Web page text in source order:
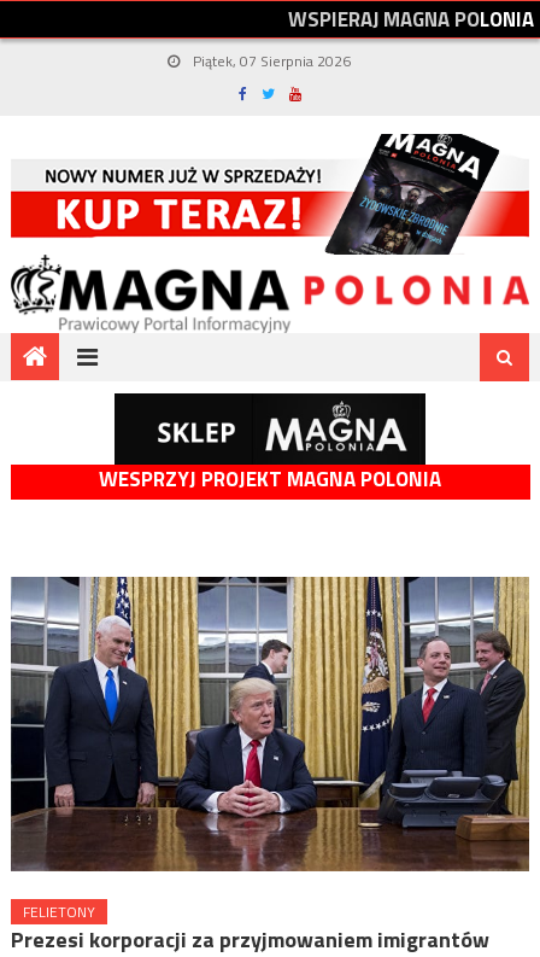
WSPIERAJMAGNAPOLONIA
Piątek, 07 Sierpnia 2026
WESPRZYJ PROJEKT MAGNA POLONIA
FELIETONY
Prezesi korporacji za przyjmowaniem imigrantów